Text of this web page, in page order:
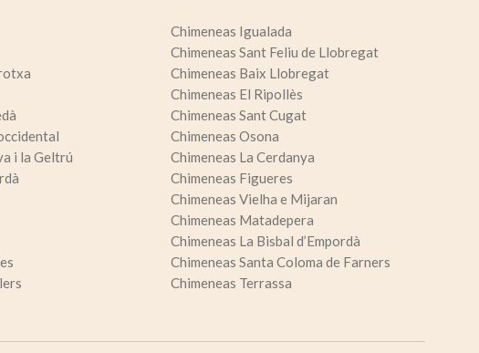
Chimeneas Igualada
Chimeneas Sant Feliu de Llobregat
Chimeneas Baix Llobregat
Chimeneas El Ripollès
Chimeneas Sant Cugat
Chimeneas Osona
i la Geltrú
Chimeneas La Cerdanya
Chimeneas Figueres
Chimeneas Vielha e Mijaran
Chimeneas Matadepera
Chimeneas La Bisbal d’Empordà
Chimeneas Santa Coloma de Farners
Chimeneas Terrassa